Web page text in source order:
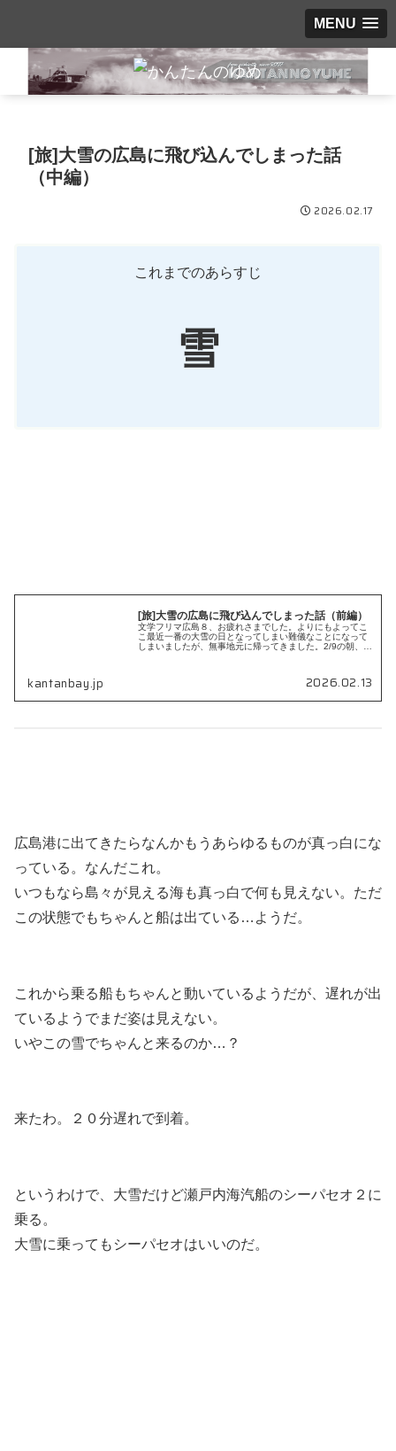
MENU
[旅]大雪の広島に飛び込んでしまった話
（中編）
2026.02.17
これまでのあらすじ
雪
[旅]大雪の広島に飛び込んでしまった話（前編）
文学フリマ広島８、お疲れさまでした。よりにもよってこ
こ最近一番の大雪の日となってしまい難儀なことになって
しまいましたが、無事地元に帰ってきました。2/9の朝、ち
kantanbay.jp 2026.02.13
広島港に出てきたらなんかもうあらゆるものが真っ白にな
っている。なんだこれ。
いつもなら島々が見える海も真っ白で何も見えない。ただ
この状態でもちゃんと船は出ている…ようだ。
これから乗る船もちゃんと動いているようだが、遅れが出
ているようでまだ姿は見えない。
いやこの雪でちゃんと来るのか…？
来たわ。２０分遅れで到着。
というわけで、大雪だけど瀬戸内海汽船のシーパセオ２に
乗る。
大雪に乗ってもシーパセオはいいのだ。